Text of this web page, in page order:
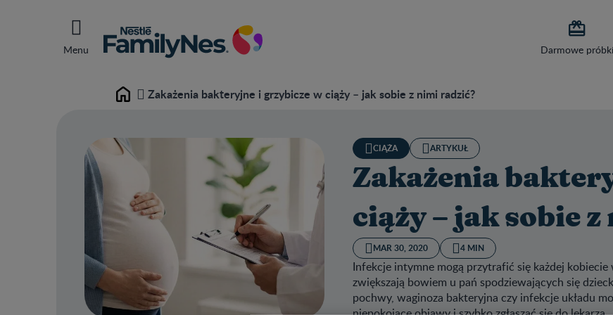
Menu

Darmowe próbki
Home Zakażenia bakteryjne i grzybicze w ciąży – jak sobie z nimi radzić?
CIĄŻA ARTYKUŁ
Zakażenia
ciąży – jak sobie
MAR 30, 2020 4 MIN
Infekcje intymne mogą przytrafić się każdej
zwiększają bowiem u pań spodziewających się
pochwy, waginoza bakteryjna czy infekcje układu